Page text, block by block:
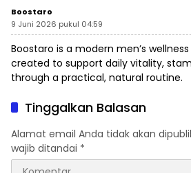
Boostaro
9 Juni 2026 pukul 04:59
Boostaro is a modern men’s wellness
created to support daily vitality,
through a practical, natural routine.
Tinggalkan Balasan
Alamat email Anda tidak akan
wajib ditandai *